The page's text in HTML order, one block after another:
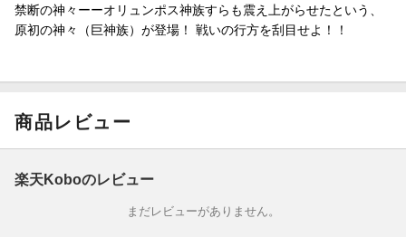
禁断の神々ーーオリュンポス神族すらも震え上がらせたという、
原初の神々（巨神族）が登場！ 戦いの行方を刮目せよ！！
商品レビュー
楽天Koboのレビュー
まだレビューがありません。